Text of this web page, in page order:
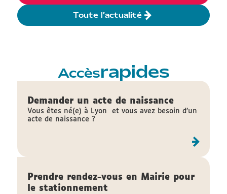
Toute l’actualité
Accèsrapides
Demander un acte de naissance
Vous êtes né(e) à Lyon et vous avez besoin d’un
acte de naissance ?
Prendre rendez-vous en Mairie pour
le stationnement